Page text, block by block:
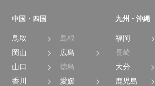
中国・四国
鳥取
島根
岡山
広島
山口
徳島
香川
愛媛
九州・沖縄
福岡
長崎
大分
鹿児島